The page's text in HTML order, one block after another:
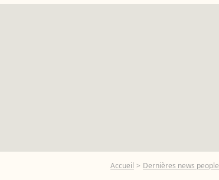
Accueil Dernières news people